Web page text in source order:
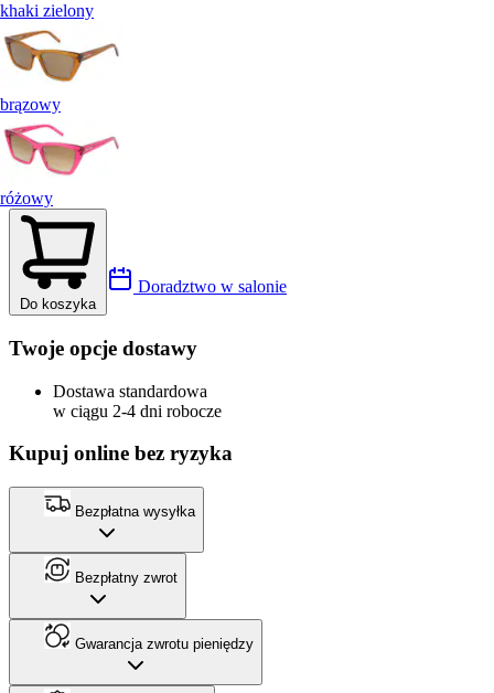
khaki zielony
brązowy
różowy
Do koszyka
Doradztwo w salonie
Twoje opcje dostawy
Dostawa standardowa
w ciągu 2-4 dni robocze
Kupuj online bez ryzyka
Bezpłatna wysyłka
Bezpłatny zwrot
Gwarancja zwrotu pieniędzy